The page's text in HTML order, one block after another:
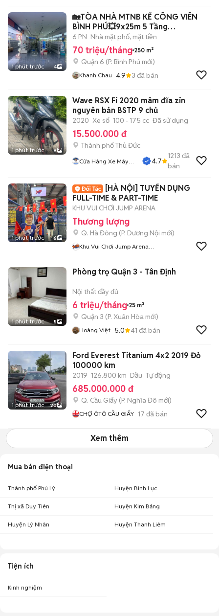
1 phút trước 4
🏡TÒA NHÀ MTNB KẾ CÔNG VIÊN
BÌNH PHÚ💥9x25m 5 Tầng
DTSD1000m2
6 PN Nhà mặt phố, mặt tiền
70 triệu/tháng 250 m²
Quận 6 (P. Bình Phú mới)
Khanh Chau 4.9 3 đã bán
1 phút trước 9
Wave RSX Fi 2020 mâm đĩa zin
nguyên bản BSTP 9 chủ
2020 Xe số 100 - 175 cc Đã sử dụng
15.500.000 đ
Thành phố Thủ Đức
Cửa Hàng Xe Máy
4.7
1213 đã
bán
1 phút trước 6
[HÀ NỘI] TUYỂN DỤNG
FULL-TIME & PART-TIME
KHU VUI CHƠI JUMP ARENA
Thương lượng
Q. Hà Đông (P. Dương Nội mới)
Khu Vui Chơi Jump Arena
1 phút trước 5
Phòng trọ Quận 3 - Tân Định
Nội thất đầy đủ
6 triệu/tháng 25 m²
Quận 3 (P. Xuân Hòa mới)
Hoàng Việt 5.0 41 đã bán
1 phút trước 20
Ford Everest Titanium 4x2 2019 Đỏ
100000 km
2019 126.800 km Dầu Tự động
685.000.000 đ
Q. Cầu Giấy (P. Nghĩa Đô mới)
CHỢ ÔTÔ CẦU GIẤY 17 đã bán
Xem thêm
Mua bán điện thoại
Thành phố Phủ Lý Huyện Bình Lục
Thị xã Duy Tiên Huyện Kim Bảng
Huyện Lý Nhân Huyện Thanh Liêm
Tiện ích
Kinh nghiệm